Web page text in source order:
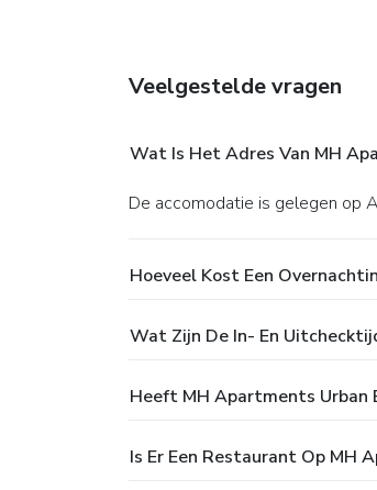
Veelgestelde vragen
Wat Is Het Adres Van MH
De accomodatie is gelegen op
Hoeveel Kost Een
Wat Zijn De In- En
Heeft MH Apartments Urban
Is Er Een Restaurant Op MH